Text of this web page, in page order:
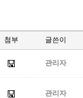
첨부 글쓴이
관리자
관리자